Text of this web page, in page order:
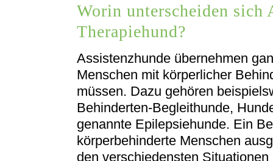
Worin unterscheiden sich
Therapiehund?
Assistenzhunde übernehmen
Menschen mit körperlicher
müssen. Dazu gehören
Behinderten-Begleithunde,
genannte Epilepsiehunde. Ein
körperbehinderte Menschen
den verschiedensten